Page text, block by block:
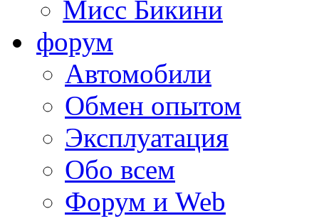
Мисс Бикини
форум
Автомобили
Обмен опытом
Эксплуатация
Обо всем
Форум и Web